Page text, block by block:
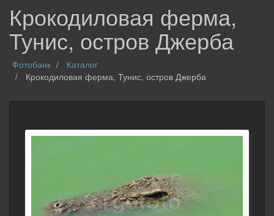
Крокодиловая ферма,
Тунис, остров Джерба
Фотобанк
Каталог
Крокодиловая ферма, Тунис, остров Джерба